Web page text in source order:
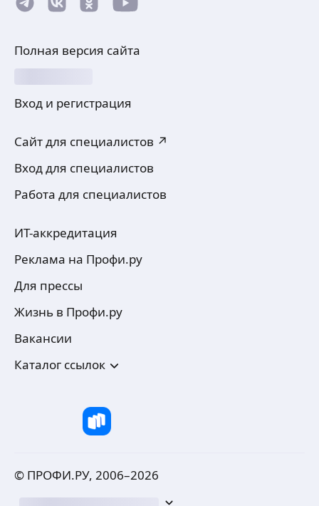
Полная версия сайта
Вход и регистрация
Сайт для специалистов ↗
Вход для специалистов
Работа для специалистов
ИТ-аккредитация
Реклама на Профи.ру
Для прессы
Жизнь в Профи.ру
Вакансии
Каталог ссылок
© ПРОФИ.РУ, 2006–2026